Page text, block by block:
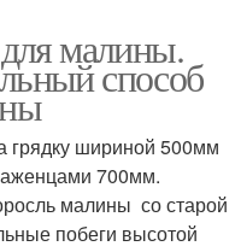
малины.
способ
грядку шириной 500мм
700мм.
малины со старой
побеги высотой